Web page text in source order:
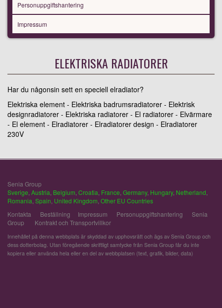
Personuppgiftshantering
Impressum
ELEKTRISKA RADIATORER
Har du någonsin sett en speciell elradiator?
Elektriska element - Elektriska badrumsradiatorer - Elektrisk
designradiatorer - Elektriska radiatorer - El radiatorer - Elvärmare
- El element - Elradiatorer - Elradiatorer design - Elradiatorer
230V
Senia Group
Sverige Austria Belgium Croatia France Germany, Hungary, Netherland
Romania Spain United Kingdom Other EU Countries
Kontakta
Beställning Impressum Personuppgiftshantering
Senia
Group
Kontrakt och Transportvillkor
Innehållet på denna webbplats är skyddad av upphovsrätt och ägs av Senia Group och
dess dotterbolag. Utan föregående skriftligt samtycke från Senia Group får du inte
kopiera eller använda hela eller en del av webbplatsen (text, grafik, bilder, data)